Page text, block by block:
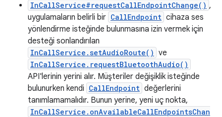
InCallService#requestCallEndpointChange() ,
uygulamaların belirli bir CallEndpoint cihaza ses
yönlendirme isteğinde bulunmasına izin vermek için
desteği sonlandırılan
InCallService.setAudioRoute() ve
InCallService.requestBluetoothAudio()
API'lerinin yerini alır. Müşteriler değişiklik isteğinde
bulunurken kendi CallEndpoint değerlerini
tanımlamamalıdır. Bunun yerine, yeni uç nokta,
InCallService.onAvailableCallEndpointsChan